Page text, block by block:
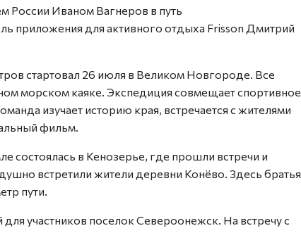
России Иваном Вагнеров в путь
приложения для активного отдыха Frisson Дмитрий
стартовал 26 июля в Великом Новгороде. Все
морском каяке. Экспедиция совмещает спортивное
изучает историю края, встречается с жителями
фильм.
состоялась в Кенозерье, где прошли встречи и
встретили жители деревни Конёво. Здесь братья
пути.
участников поселок Североонежск. На встречу с